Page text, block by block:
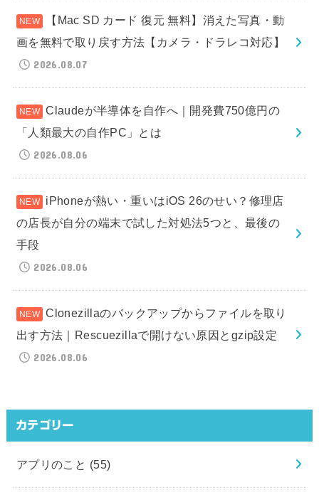
【Mac SD カード 復元 無料】消えた写真・動
画を無料で取り戻す方法【カメラ・ドラレコ対応】
2026.08.07
Claudeが半導体を自作へ｜開発費750億円の
「人類最大の自作PC」とは
2026.08.06
iPhoneが熱い・重いはiOS 26のせい？修理店
の店長が自分の端末で試した対処法5つと、最後の
手段
2026.08.06
Clonezillaのバックアップからファイルを取り
出す方法｜Rescuezillaで開けない原因とgzip設定
2026.08.06
カテゴリー
アプリのこと (55)